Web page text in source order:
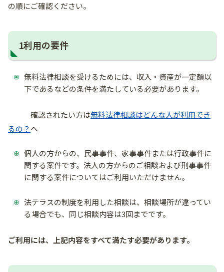
の順にご確認ください。
1利用の要件
無料法律相談を受けるためには、収入・資産が一定額以
下であるなどの条件を満たしている必要があります。
確認されたい方は無料法律相談はどんな人が利用でき
るの？ へ
個人の方からの、民事事件、家事事件または行政事件に
関する案件です。法人の方からのご相談および刑事事件
に関する案件についてはご利用いただけません。
法テラスの制度を利用した相談は、相談場所が違ってい
る場合でも、同じ相談内容は3回までです。
ご利用には、上記内容をすべて満たす必要があります。